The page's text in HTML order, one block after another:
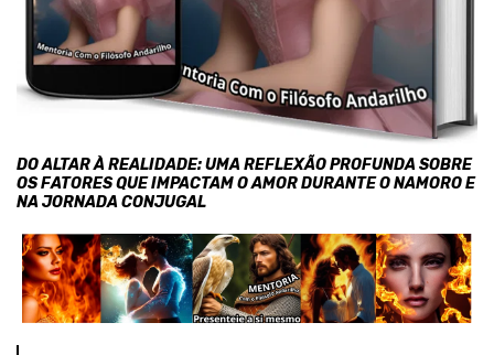
DO ALTAR À REALIDADE: UMA REFLEXÃO PROFUNDA SOBRE
OS FATORES QUE IMPACTAM O AMOR DURANTE O NAMORO E
NA JORNADA CONJUGAL